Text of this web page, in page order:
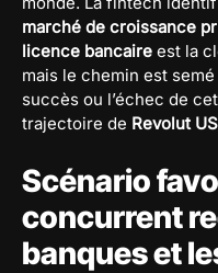
marché de croissance
licence bancaire est la
mais le chemin est
succès ou l’échec de
trajectoire de Revolut
Scénario
concurrent
banques et